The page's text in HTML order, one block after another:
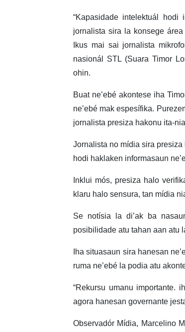
“Kapasidade intelektuál
jornalista sira la konsege
Ikus mai sai jornalista
nasionál STL (Suara Timor
ohin.
Buat ne’ebé akontese iha
ne’ebé mak espesífika.
jornalista presiza hakonu ita-
Jornalista no mídia sira
hodi haklaken informasaun
Inklui mós, presiza halo
klaru halo sensura, tan mídia
Se notísia la di’ak ba
posibilidade atu tahan aan atu
Iha situasaun sira hanesan
ruma ne’ebé la podia atu
“Rekursu umanu importante.
agora hanesan governante
Observadór Mídia, Marcelino